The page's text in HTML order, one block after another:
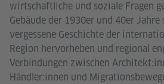
wirtschaftliche und soziale Fragen
Gebäude der 1930er und 40er
vergessene Geschichte der
Region hervorheben und regional
Verbindungen zwischen
Händler:innen und